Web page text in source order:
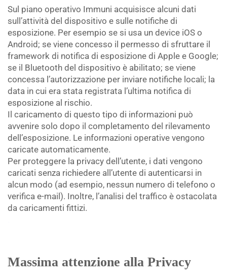
Sul piano operativo Immuni acquisisce alcuni dati
sull’attività del dispositivo e sulle notifiche di
esposizione. Per esempio se si usa un device iOS o
Android; se viene concesso il permesso di sfruttare il
framework di notifica di esposizione di Apple e Google;
se il Bluetooth del dispositivo è abilitato; se viene
concessa l’autorizzazione per inviare notifiche locali; la
data in cui era stata registrata l’ultima notifica di
esposizione al rischio.
Il caricamento di questo tipo di informazioni può
avvenire solo dopo il completamento del rilevamento
dell’esposizione. Le informazioni operative vengono
caricate automaticamente.
Per proteggere la privacy dell’utente, i dati vengono
caricati senza richiedere all’utente di autenticarsi in
alcun modo (ad esempio, nessun numero di telefono o
verifica e-mail). Inoltre, l’analisi del traffico è ostacolata
da caricamenti fittizi.
Massima attenzione alla Privacy